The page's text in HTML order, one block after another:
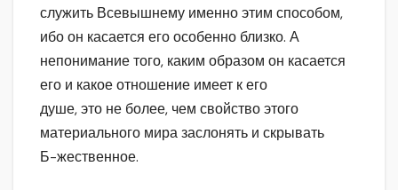
служить Всевышнему именно этим способом,
ибо он касается его особенно близко. А
непонимание того, каким образом он касается
его и какое отношение имеет к его
душе, это не более, чем свойство этого
материального мира заслонять и скрывать
Б-жественное.